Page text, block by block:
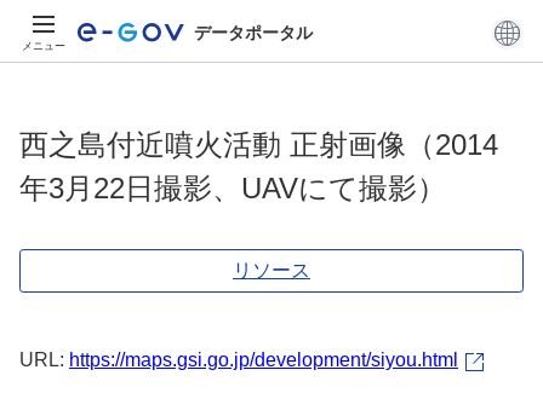
メニュー
データポータル
西之島付近噴火活動 正射画像（2014
年3月22日撮影、UAVにて撮影）
リソース
URL: https://maps.gsi.go.jp/development/siyou.html